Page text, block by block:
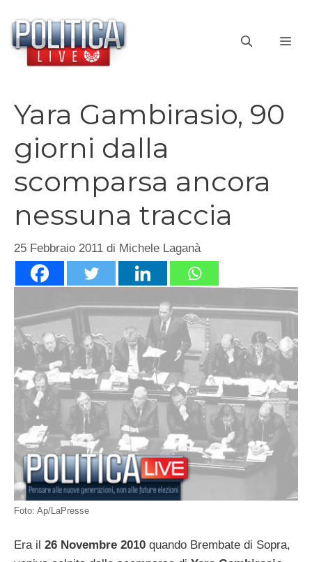
contenuto
Yara Gambirasio, 90
giorni dalla
scomparsa ancora
nessuna traccia
25 Febbraio 2011 di Michele Laganà
Foto: Ap/LaPresse
Era il 26 Novembre 2010 quando Brembate di Sopra,